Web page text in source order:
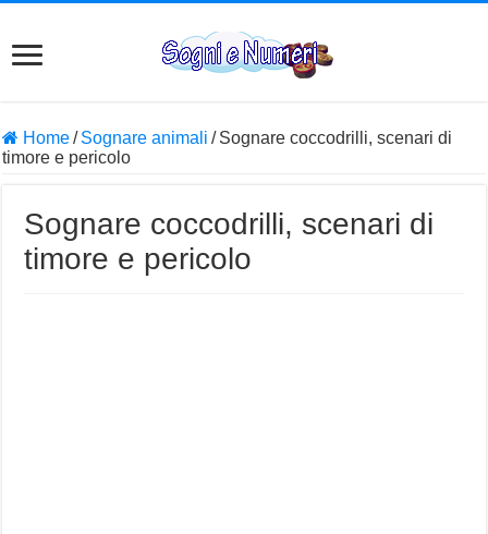
Home/ Sognare animali / Sognare coccodrilli, scenari di
timore e pericolo
Sognare coccodrilli, scenari di
timore e pericolo